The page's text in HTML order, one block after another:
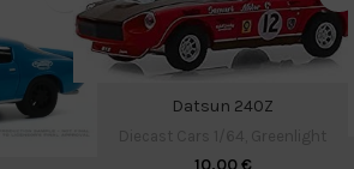
Datsun 240Z
10,00€